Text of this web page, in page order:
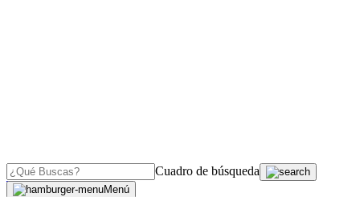
Cuadro de búsqueda
Menú
OJO